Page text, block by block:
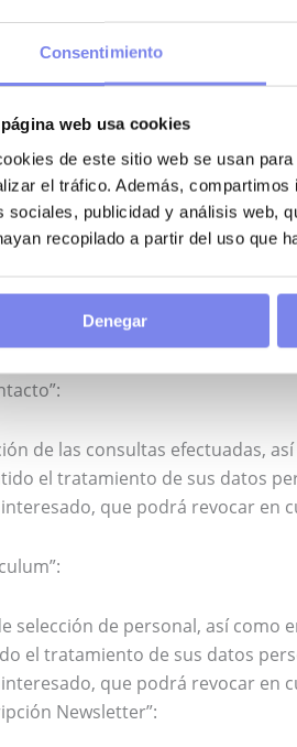
Consentimiento
web usa cookies
de este sitio web se usan
el tráfico. Además,
sociales, publicidad y análisis web,
recopilado a partir del uso que
Denegar
estudio y resolución de
consientan esta finalidad.
envíen su CV Gestión de
a la newsletter
la empresa.
carácter personal el tiempo
YOU, S.L. tratará los
para los fines que se identifican
de las consultas efectuadas,
el tratamiento de sus datos
que podrá revocar en
selección de personal, así
el tratamiento de sus datos
que podrá revocar en
Newsletter”: